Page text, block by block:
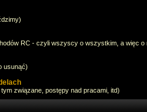
RC - czyli wszyscy o wszystkim, a więc o
usunąć)
związane, postępy nad pracami, itd)